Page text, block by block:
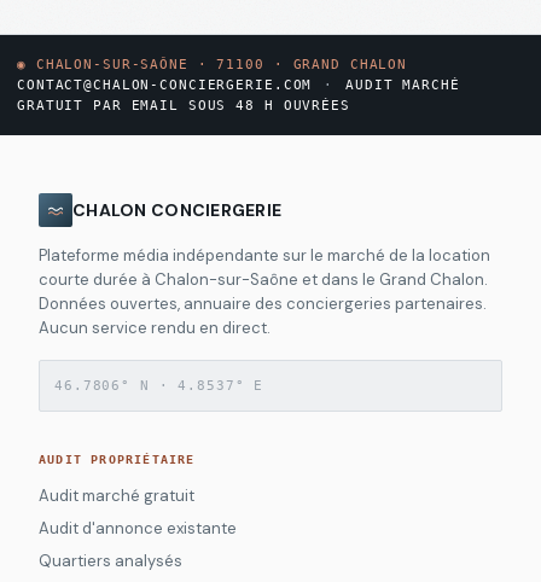
◉ CHALON-SUR-SAÔNE · 71100 · GRAND CHALON
CONTACT@CHALON-CONCIERGERIE.COM
·
AUDIT MARCHÉ
GRATUIT PAR EMAIL SOUS 48 H OUVRÉES
CHALON CONCIERGERIE
Plateforme média indépendante sur le marché de la location
courte durée à Chalon-sur-Saône et dans le Grand Chalon.
Données ouvertes, annuaire des conciergeries partenaires.
Aucun service rendu en direct.
46.7806° N · 4.8537° E
AUDIT PROPRIÉTAIRE
Audit marché gratuit
Audit d'annonce existante
Quartiers analysés